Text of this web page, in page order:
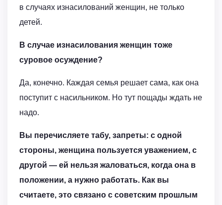
в случаях изнасилований женщин, не только
детей.
В случае изнасилования женщин тоже
суровое осуждение?
Да, конечно. Каждая семья решает сама, как она
поступит с насильником. Но тут пощады ждать не
надо.
Вы перечисляете табу, запреты: с одной
стороны, женщина пользуется уважением, с
другой — ей нельзя жаловаться, когда она в
положении, а нужно работать. Как вы
считаете, это связано с советским прошлым